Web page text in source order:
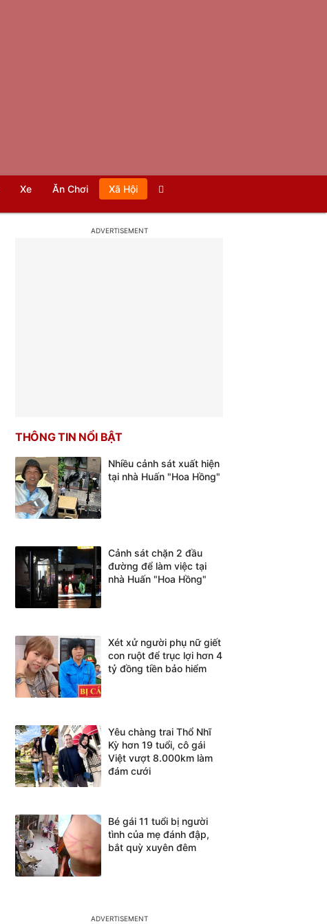
Xe Ăn Chơi Xã Hội
THÔNG TIN NỔI BẬT
Nhiều cảnh sát xuất hiện
tại nhà Huấn "Hoa Hồng"
Cảnh sát chặn 2 đầu
đường để làm việc tại
nhà Huấn "Hoa Hồng"
Xét xử người phụ nữ giết
con ruột để trục lợi hơn 4
tỷ đồng tiền bảo hiểm
Yêu chàng trai Thổ Nhĩ
Kỳ hơn 19 tuổi, cô gái
Việt vượt 8.000km làm
đám cưới
Bé gái 11 tuổi bị người
tình của mẹ đánh đập,
bắt quỳ xuyên đêm